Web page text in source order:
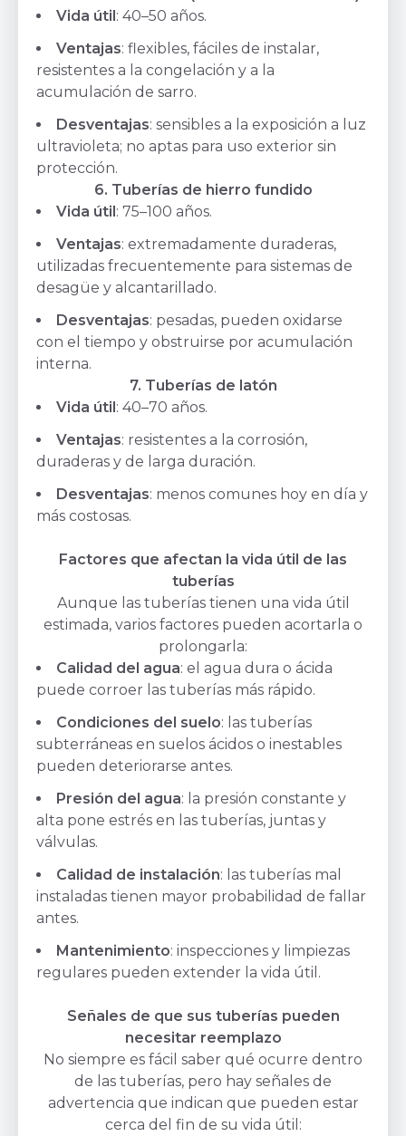
Vida útil: 40–50 años.
Ventajas: flexibles, fáciles de instalar,
resistentes a la congelación y a la
acumulación de sarro.
Desventajas: sensibles a la exposición a luz
ultravioleta; no aptas para uso exterior sin
protección.
6. Tuberías de hierro fundido
Vida útil: 75–100 años.
Ventajas: extremadamente duraderas,
utilizadas frecuentemente para sistemas de
desagüe y alcantarillado.
Desventajas: pesadas, pueden oxidarse
con el tiempo y obstruirse por acumulación
interna.
7. Tuberías de latón
Vida útil: 40–70 años.
Ventajas: resistentes a la corrosión,
duraderas y de larga duración.
Desventajas: menos comunes hoy en día y
más costosas.
Factores que afectan la vida útil de las
tuberías
Aunque las tuberías tienen una vida útil
estimada, varios factores pueden acortarla o
prolongarla:
Calidad del agua: el agua dura o ácida
puede corroer las tuberías más rápido.
Condiciones del suelo: las tuberías
subterráneas en suelos ácidos o inestables
pueden deteriorarse antes.
Presión del agua: la presión constante y
alta pone estrés en las tuberías, juntas y
válvulas.
Calidad de instalación: las tuberías mal
instaladas tienen mayor probabilidad de fallar
antes.
Mantenimiento: inspecciones y limpiezas
regulares pueden extender la vida útil.
Señales de que sus tuberías pueden
necesitar reemplazo
No siempre es fácil saber qué ocurre dentro
de las tuberías, pero hay señales de
advertencia que indican que pueden estar
cerca del fin de su vida útil: